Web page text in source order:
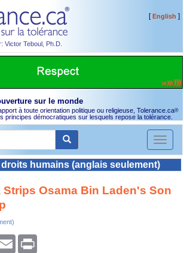
Victor Teboul, Ph.D.
[English ]
sur le monde
à toute orientation politique ou religieuse, Tolerance.ca®
principes démocratiques sur lesquels repose la tolérance.
Toggle
humains (anglais seulement)
Strips Osama Bin Laden's Son
Email